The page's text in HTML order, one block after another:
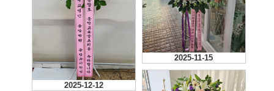
2025-12-12
2025-11-15